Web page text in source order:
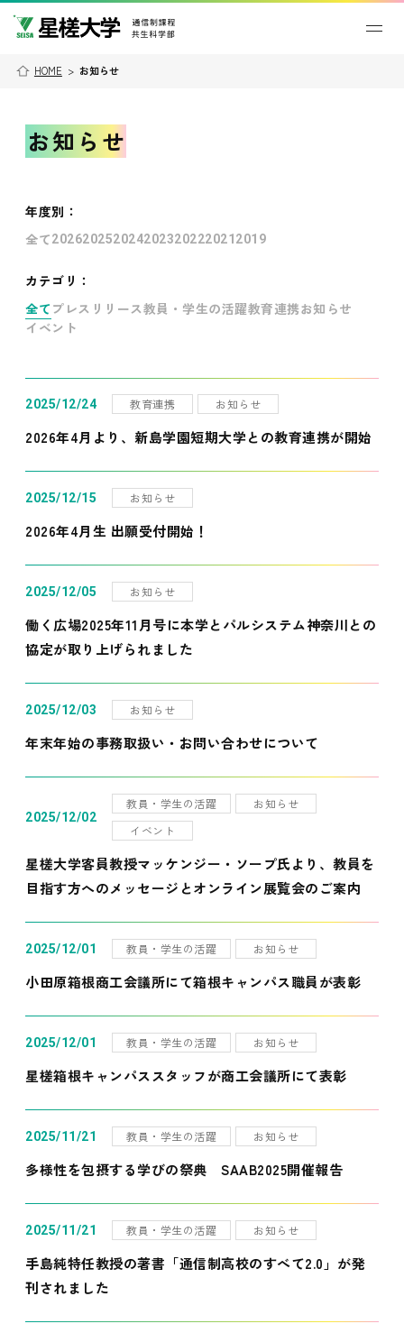
HOME > お知らせ
お知らせ
年度別 ：
全て202620252024202320222021 2019
カテゴリ：
全て プレスリリース教員・学生の活躍教育連携お知らせ
イベント
2025/12/24 教育連携 お知らせ
2026年4月より、新島学園短期大学との教育連携が開始
2025/12/15 お知らせ
2026年4月生 出願受付開始！
2025/12/05 お知らせ
働く広場2025年11月号に本学とパルシステム神奈川との
協定が取り上げられました
2025/12/03 お知らせ
年末年始の事務取扱い・お問い合わせについて
2025/12/02
教員・学生の活躍
お知らせ
イベント
星槎大学客員教授マッケンジー・ソープ氏より、教員を
目指す方へのメッセージとオンライン展覧会のご案内
2025/12/01 教員・学生の活躍 お知らせ
小田原箱根商工会議所にて箱根キャンパス職員が表彰
2025/12/01 教員・学生の活躍 お知らせ
星槎箱根キャンパススタッフが商工会議所にて表彰
2025/11/21 教員・学生の活躍 お知らせ
多様性を包摂する学びの祭典 SAAB2025開催報告
2025/11/21 教員・学生の活躍 お知らせ
手島純特任教授の著書「通信制高校のすべて2.0」が発
刊されました